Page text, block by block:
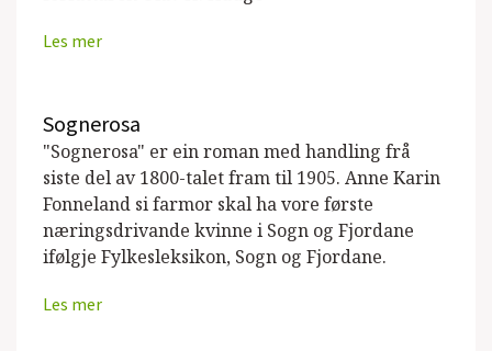
Se alle utgivelser
Les mer
Sognerosa
"Sognerosa" er ein roman med handling frå
siste del av 1800-talet fram til 1905. Anne Karin
Fonneland si farmor skal ha vore første
næringsdrivande kvinne i Sogn og Fjordane
ifølgje Fylkesleksikon, Sogn og Fjordane.
Les mer